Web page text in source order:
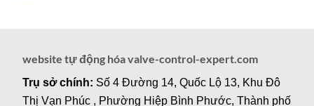
website tự động hóa valve-control-expert.com
Trụ sở chính: Số 4 Đường 14, Quốc Lộ 13, Khu Đô
Thị Vạn Phúc , Phường Hiệp Bình Phước, Thành phố